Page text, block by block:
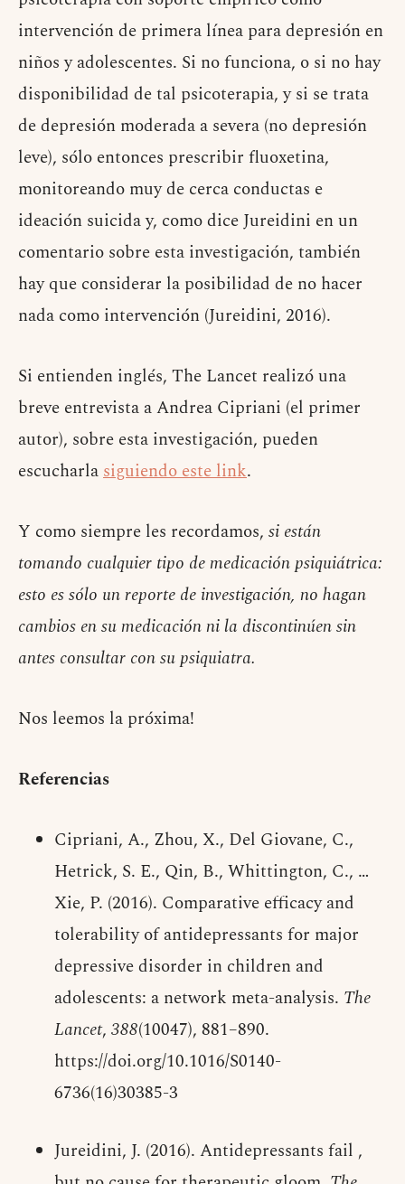
intervención de primera línea para depresión en
niños y adolescentes. Si no funciona, o si no hay
disponibilidad de tal psicoterapia, y si se trata
de depresión moderada a severa (no depresión
leve), sólo entonces prescribir fluoxetina,
monitoreando muy de cerca conductas e
ideación suicida y, como dice Jureidini en un
comentario sobre esta investigación, también
hay que considerar la posibilidad de no hacer
nada como intervención (Jureidini, 2016).
Si entienden inglés, The Lancet realizó una
breve entrevista a Andrea Cipriani (el primer
autor), sobre esta investigación, pueden
escucharlasiguiendo este link.
Y como siempre les recordamos, si están
tomando cualquier tipo de medicación psiquiátrica:
esto es sólo un reporte de investigación, no hagan
cambios en su medicación ni la discontinúen sin
antes consultar con su psiquiatra.
Nos leemos la próxima!
Referencias
Cipriani, A., Zhou, X., Del Giovane, C.,
Hetrick, S. E., Qin, B., Whittington, C., …
Xie, P. (2016). Comparative efficacy and
tolerability of antidepressants for major
depressive disorder in children and
adolescents: a network meta-analysis. The
Lancet, 388(10047), 881–890.
https://doi.org/10.1016/S0140-
6736(16)30385-3
Jureidini, J. (2016). Antidepressants fail ,